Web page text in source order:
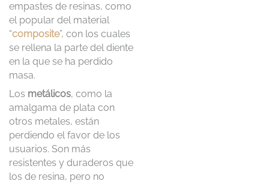
empastes de resinas, como
el popular del material
“composite”, con los cuales
se rellena la parte del diente
en la que se ha perdido
masa.
Los metálicos, como la
amalgama de plata con
otros metales, están
perdiendo el favor de los
usuarios. Son más
resistentes y duraderos que
los de resina, pero no